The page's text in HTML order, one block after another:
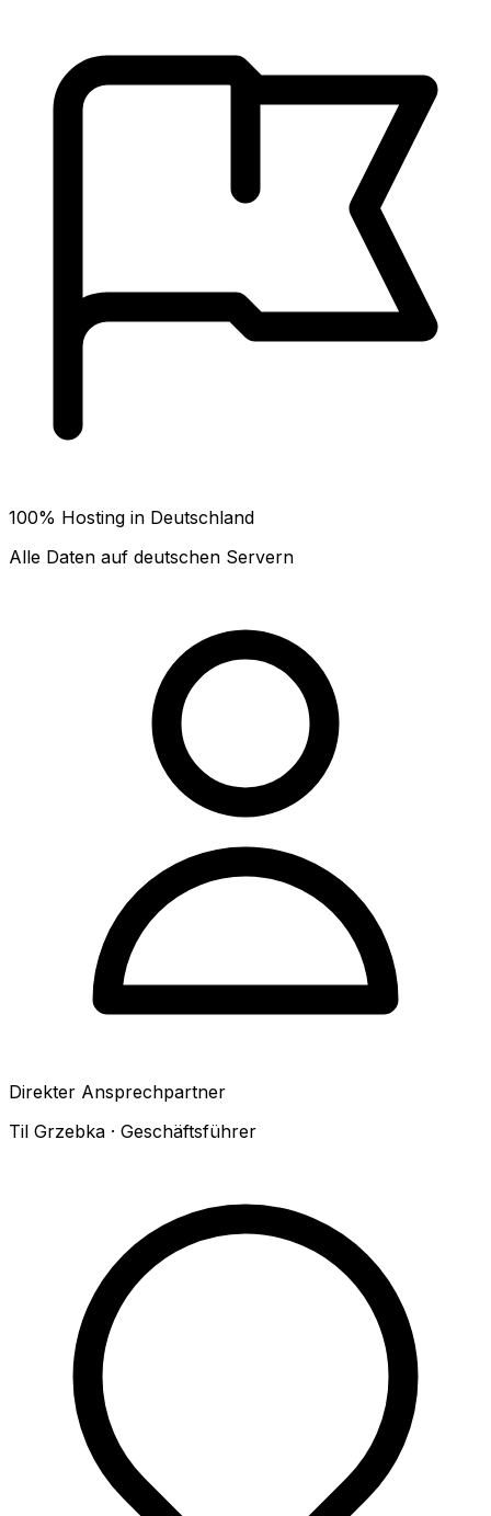
100% Hosting in Deutschland
Alle Daten auf deutschen Servern
Direkter Ansprechpartner
Til Grzebka · Geschäftsführer